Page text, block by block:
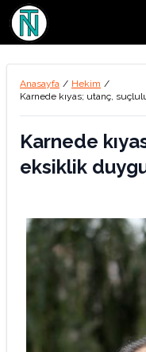
Anasayfa / Hekim /
Karnede kıyas; utanç,
Karnede
eksiklik